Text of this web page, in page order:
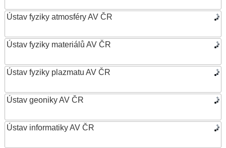
Ústav fyziky atmosféry AV ČR
Ústav fyziky materiálů AV ČR
Ústav fyziky plazmatu AV ČR
Ústav geoniky AV ČR
Ústav informatiky AV ČR